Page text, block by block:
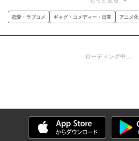
恋愛・ラブコメ ギャグ・コメディー・日常 アニメ化
ローディング中…